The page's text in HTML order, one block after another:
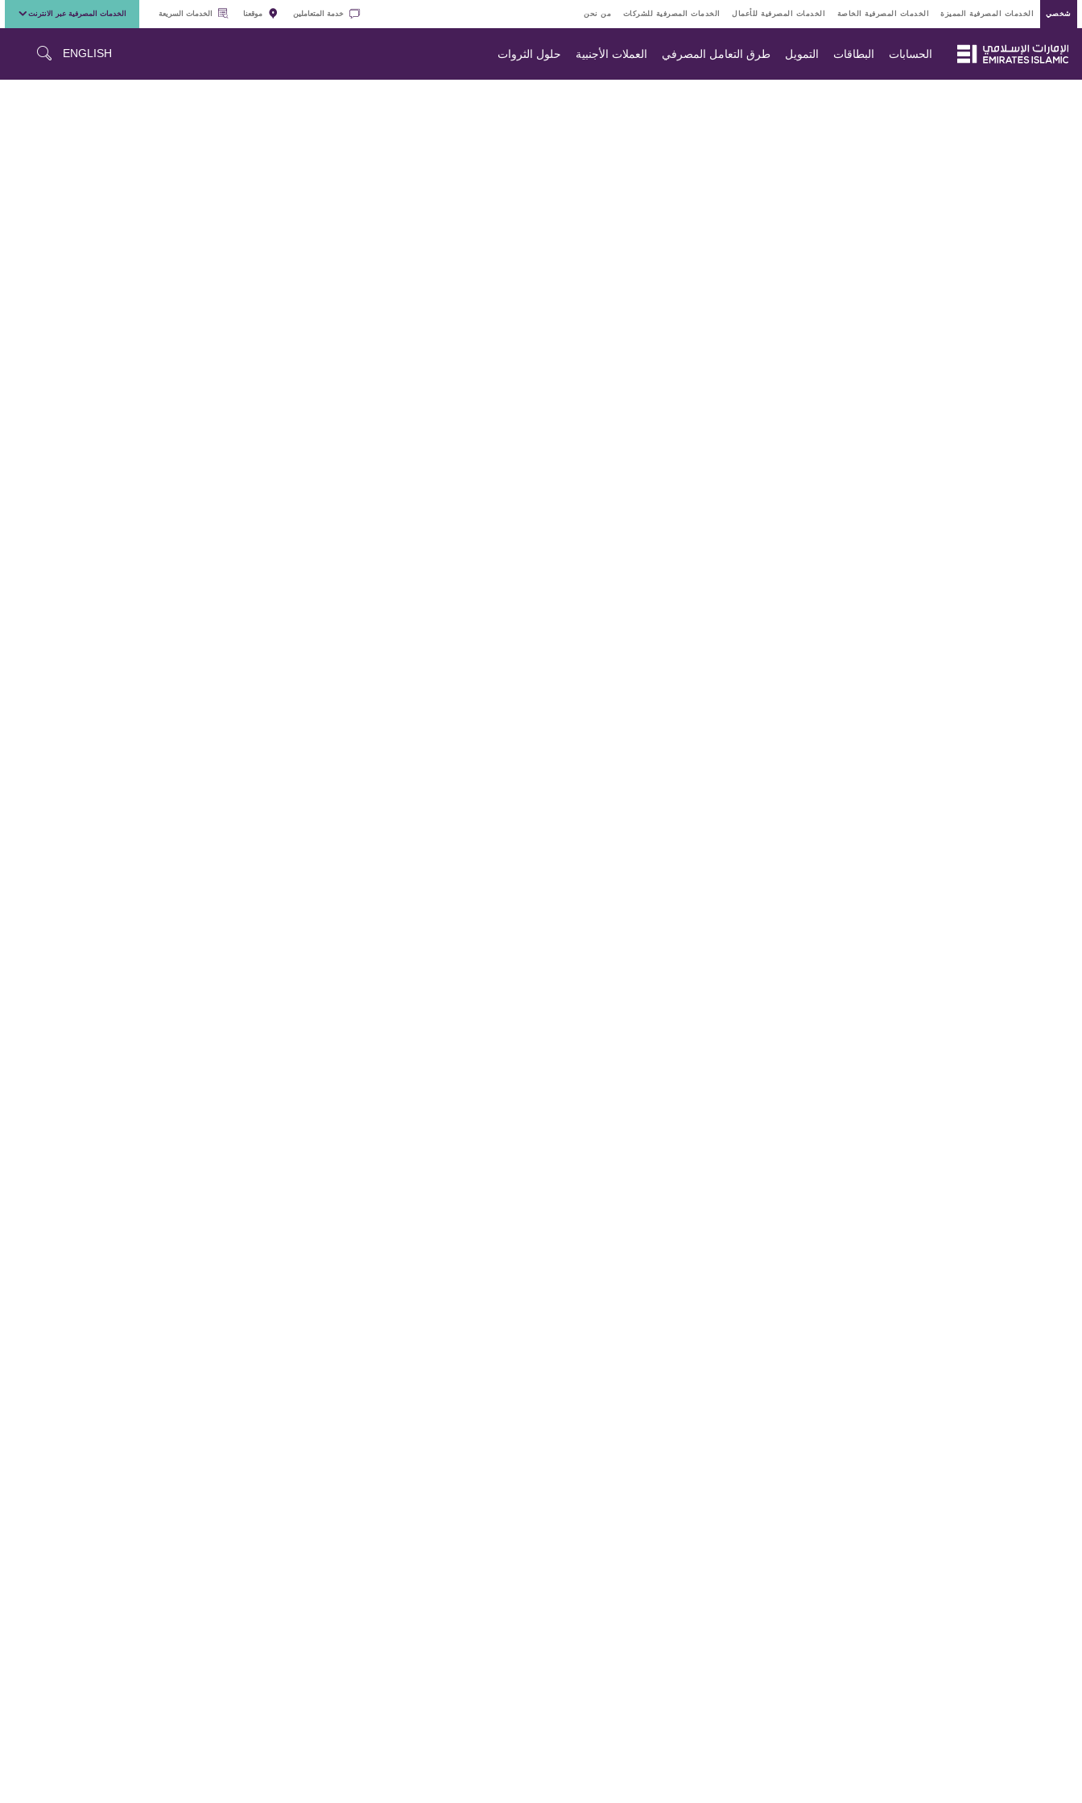
شخصي الخدمات المصرفية المميزة الخدمات المصرفية الخاصة الخدمات المصرفية للأعمال الخدمات المصرفية للشركات من نحن خدمة المتعاملين موقعنا الخدمات السريعة الخدمات المصرفية عبر الانترنت
الحسابات البطاقات التمويل طرق التعامل المصرفي العملات الأجنبية حلول الثروات ENGLISH